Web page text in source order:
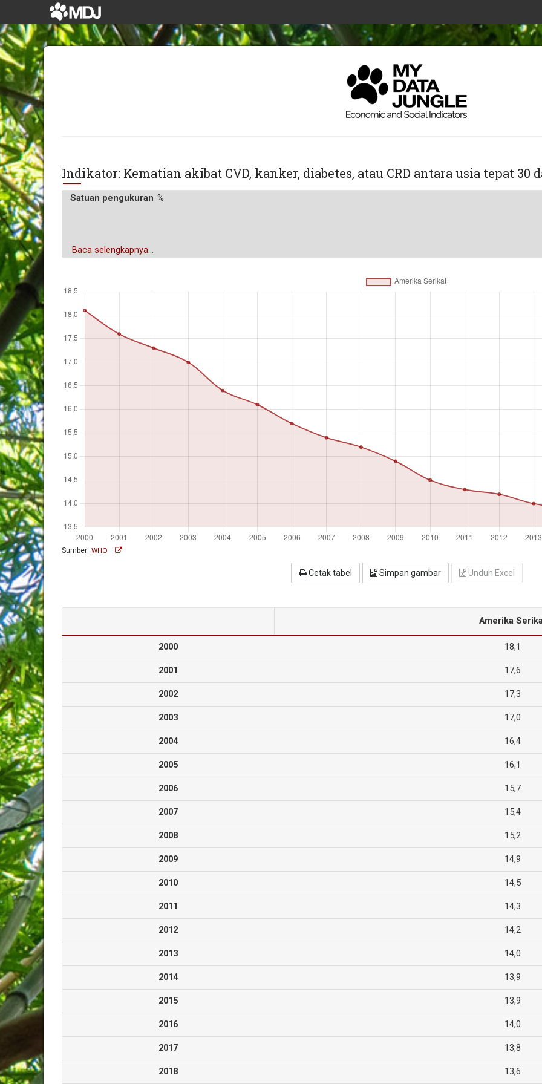
Indikator: Kematian akibat CVD, kanker, diabetes, atau CRD antara usia tepat
Satuan pengukuran %
Baca selengkapnya...
Sumber: WHO
Cetak tabel Simpan gambar Unduh Excel
Amerika
2000 18,1
2001 17,6
2002 17,3
2003 17,0
2004 16,4
2005 16,1
2006 15,7
2007 15,4
2008 15,2
2009 14,9
2010 14,5
2011 14,3
2012 14,2
2013 14,0
2014 13,9
2015 13,9
2016 14,0
2017 13,8
2018 13,6